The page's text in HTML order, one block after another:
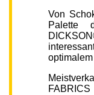
Von
Palette
FABRICS